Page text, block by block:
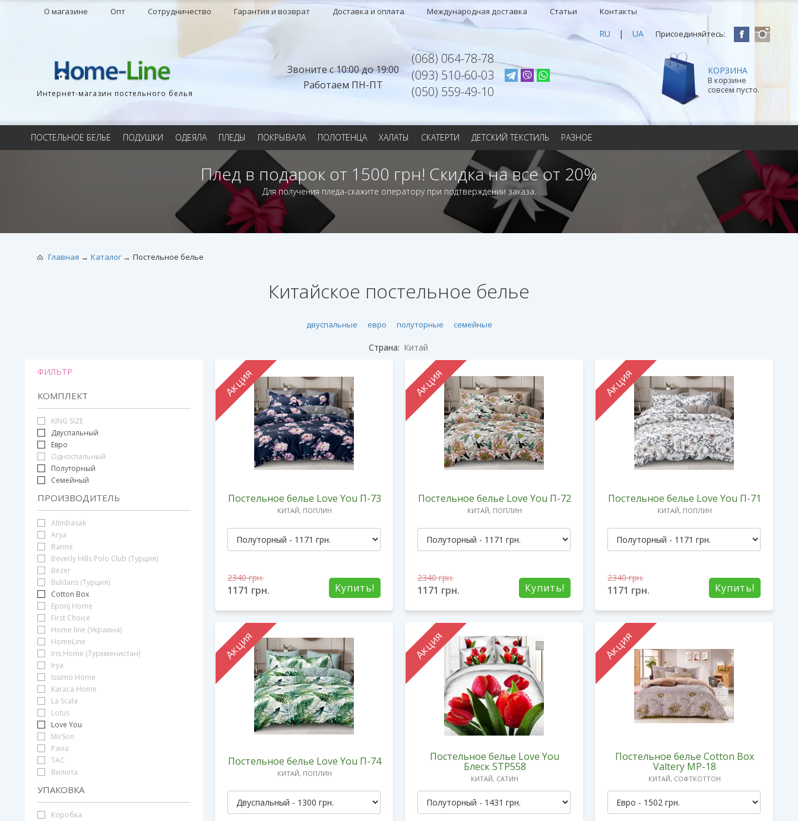
О магазине Опт Сотрудничество Гарантия и возврат Доставка и оплата Международная доставка Статьи Контакты
RU | UA Присоединяйтесь:
Интернет-магазин постельного белья
Звоните с 10:00 до 19:00
Работаем ПН-ПТ
(068) 064-78-78
(093) 510-60-03
(050) 559-49-10
КОРЗИНА
В корзине
совсем пусто.
ПОСТЕЛЬНОЕ БЕЛЬЕ ПОДУШКИ ОДЕЯЛА ПЛЕДЫ ПОКРЫВАЛА ПОЛОТЕНЦА ХАЛАТЫ СКАТЕРТИ ДЕТСКИЙ ТЕКСТИЛЬ РАЗНОЕ
Плед в подарок от 1500 грн! Скидка на все от 20%
Для получения пледа-скажите оператору при подтверждении заказа.
Главная Каталог Постельное белье
Китайское постельное белье
двуспальные евро полуторные семейные
Страна: Китай
ФИЛЬТР
КОМПЛЕКТ
KING SIZE
Двуспальный
Евро
Односпальный
Полуторный
Семейный
ПРОИЗВОДИТЕЛЬ
Altinbasak
Arya
Barine
Beverly Hills Polo Club (Турция)
Bezer
Buldans (Турция)
Cotton Box
Eponj Home
First Choice
Home line (Украина)
HomeLine
Iris Home (Туркменистан)
Irya
Issimo Home
Karaca Home
La Scala
Lotus
Love You
MirSon
Pavia
TAC
Вилюта
УПАКОВКА
Коробка
Акция
Постельное белье Love You П-73
КИТАЙ, ПОПЛИН
Купить!
2340грн.
1171 грн.
Акция
Постельное белье Love You П-72
КИТАЙ, ПОПЛИН
Купить!
2340грн.
1171 грн.
Акция
Постельное белье Love You П-71
КИТАЙ, ПОПЛИН
Купить!
2340грн.
1171 грн.
Акция
Постельное белье Love You П-74
КИТАЙ, ПОПЛИН
Акция
Постельное белье Love You
Блеск STP558
КИТАЙ, САТИН
Акция
Постельное белье Cotton Box
Valtery MP-18
КИТАЙ, СОФТКОТТОН